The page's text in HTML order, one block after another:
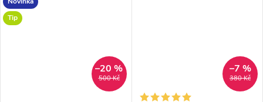
Tip
500 Kč
–20 %
380 Kč
–7 %